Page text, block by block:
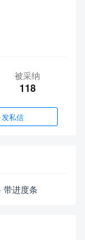
被采纳
118
发私信
带进度条